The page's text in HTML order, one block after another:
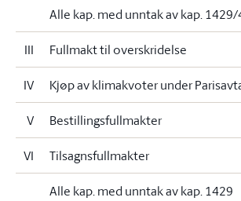
Alle kap. med unntak av kap.
III Fullmakt til overskridelse
IV Kjøp av klimakvoter under
V Bestillingsfullmakter
VI Tilsagnsfullmakter
Alle kap. med unntak av kap. 1429